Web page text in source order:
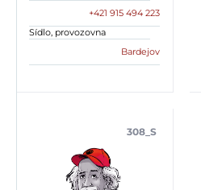
+421 915 494 223
Sídlo, provozovna
Bardejov
308_S